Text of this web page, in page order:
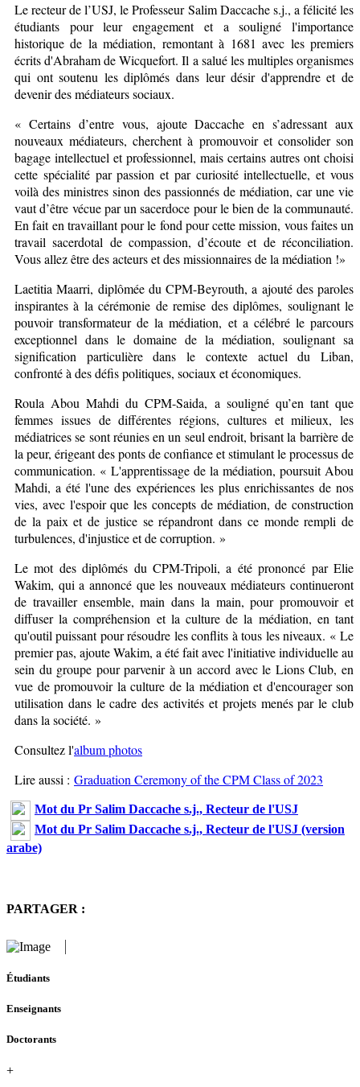
Le recteur de l’USJ, le Professeur Salim Daccache s.j., a félicité les
étudiants pour leur engagement et a souligné l'importance
historique de la médiation, remontant à 1681 avec les premiers
écrits d'Abraham de Wicquefort. Il a salué les multiples organismes
qui ont soutenu les diplômés dans leur désir d'apprendre et de
devenir des médiateurs sociaux.
« Certains d’entre vous, ajoute Daccache en s’adressant aux
nouveaux médiateurs, cherchent à promouvoir et consolider son
bagage intellectuel et professionnel, mais certains autres ont choisi
cette spécialité par passion et par curiosité intellectuelle, et vous
voilà des ministres sinon des passionnés de médiation, car une vie
vaut d’être vécue par un sacerdoce pour le bien de la communauté.
En fait en travaillant pour le fond pour cette mission, vous faites un
travail sacerdotal de compassion, d’écoute et de réconciliation.
Vous allez être des acteurs et des missionnaires de la médiation !»
Laetitia Maarri, diplômée du CPM-Beyrouth, a ajouté des paroles
inspirantes à la cérémonie de remise des diplômes, soulignant le
pouvoir transformateur de la médiation, et a célébré le parcours
exceptionnel dans le domaine de la médiation, soulignant sa
signification particulière dans le contexte actuel du Liban,
confronté à des défis politiques, sociaux et économiques.
Roula Abou Mahdi du CPM-Saida, a souligné qu’en tant que
femmes issues de différentes régions, cultures et milieux, les
médiatrices se sont réunies en un seul endroit, brisant la barrière de
la peur, érigeant des ponts de confiance et stimulant le processus de
communication. « L'apprentissage de la médiation, poursuit Abou
Mahdi, a été l'une des expériences les plus enrichissantes de nos
vies, avec l'espoir que les concepts de médiation, de construction
de la paix et de justice se répandront dans ce monde rempli de
turbulences, d'injustice et de corruption. »
Le mot des diplômés du CPM-Tripoli, a été prononcé par Elie
Wakim, qui a annoncé que les nouveaux médiateurs continueront
de travailler ensemble, main dans la main, pour promouvoir et
diffuser la compréhension et la culture de la médiation, en tant
qu'outil puissant pour résoudre les conflits à tous les niveaux. « Le
premier pas, ajoute Wakim, a été fait avec l'initiative individuelle au
sein du groupe pour parvenir à un accord avec le Lions Club, en
vue de promouvoir la culture de la médiation et d'encourager son
utilisation dans le cadre des activités et projets menés par le club
dans la société. »
Consultez l'album photos
Lire aussi : Graduation Ceremony of the CPM Class of 2023
Mot du Pr Salim Daccache s.j., Recteur de l'USJ
Mot du Pr Salim Daccache s.j., Recteur de l'USJ (version
arabe)
PARTAGER :
Étudiants
Enseignants
Doctorants
+